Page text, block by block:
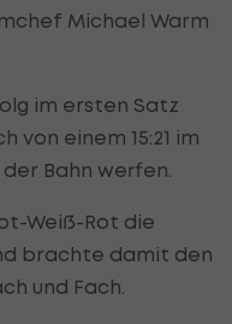
Michael Warm
im ersten Satz
von einem 15:21 im
Bahn werfen.
Weiß-Rot die
brachte damit den
und Fach.